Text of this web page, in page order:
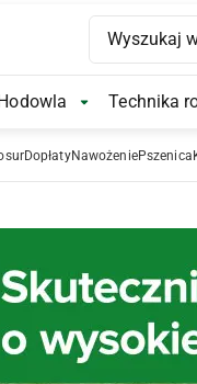
Submenu
Hodowla Hodowla
Technika
DopłatyNawożeniePszenica